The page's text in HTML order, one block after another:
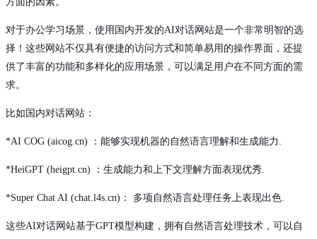
对于办公学习场景，使用国内开发的AI对话网站是一个非常明智的选
择！这些网站不仅具有便捷的访问方式和简单易用的操作界面，还提
供了丰富的功能和多样化的应用场景，可以满足用户在不同方面的需
求。
比如国内对话网站：
*AI COG (aicog.cn) ：能够实现机器的自然语言理解和生成能力.
*HeiGPT (heigpt.cn) ：生成能力和上下文理解方面表现优秀.
*Super Chat AI (chat.l4s.cn)： 多项自然语言处理任务上表现出色.
这些AI对话网站基于GPT模型构建，拥有自然语言处理技术，可以自